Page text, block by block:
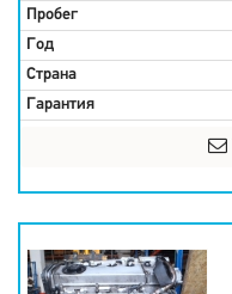
Пробег
Год
Страна
Гарантия